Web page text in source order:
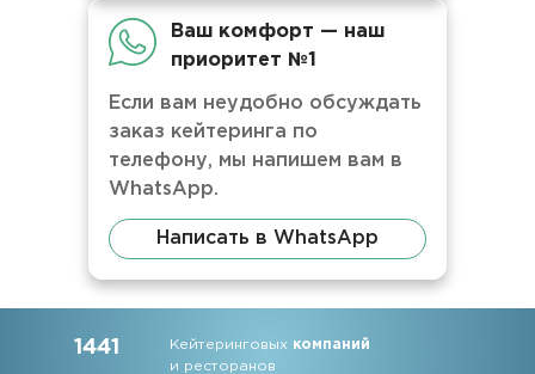
Ваш комфорт — наш
приоритет №1
Если вам неудобно обсуждать
заказ кейтеринга по
телефону, мы напишем вам в
WhatsApp.
Написать в WhatsApp
1441 Кейтеринговых компаний
и ресторанов